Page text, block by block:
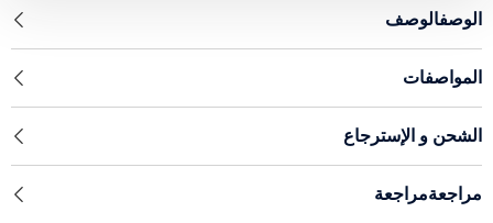
الوصفالوصف
المواصفات
الشحن و الإسترجاع
مراجعةمراجعة